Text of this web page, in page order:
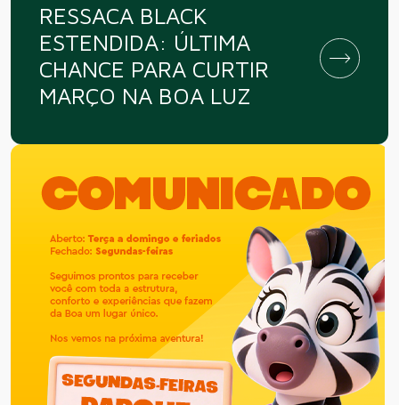
RESSACA BLACK
ESTENDIDA: ÚLTIMA
CHANCE PARA CURTIR
MARÇO NA BOA LUZ